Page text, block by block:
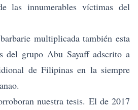
las innumerables víctimas del
multiplicada también esta
del grupo Abu Sayaff adscrito a
de Filipinas en la siempre
nuestra tesis. El de 2017